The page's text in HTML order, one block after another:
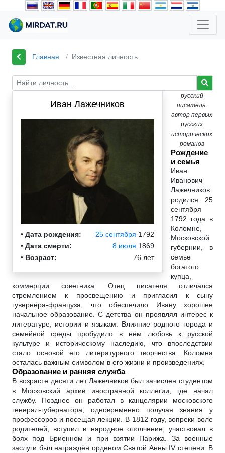
Главная Известная личность
Иван Лажечников
• Дата рождения: 25 сентября 1792
• Дата смерти: 8 июля 1869
• Возраст: 76 лет
русский
писатель,
автор первых
русских
исторических
романов
Рождение
и семья
Иван
Иванович
Лажечников
родился 25
сентября
1792 года в
Коломне,
Московской
губернии, в
семье
богатого
купца,
коммерции советника. Отец писателя отличался
стремлением к просвещению и пригласил к сыну
гувернёра-француза, что обеспечило Ивану хорошее
начальное образование. С детства он проявлял интерес к
литературе, истории и языкам. Влияние родного города и
семейной среды пробудило в нём любовь к русской
культуре и историческому наследию, что впоследствии
стало основой его литературного творчества. Коломна
осталась важным символом в его жизни и произведениях.
Образование и ранняя служба
В возрасте десяти лет Лажечников был зачислен студентом
в Московский архив иностранной коллегии, где начал
службу. Позднее он работал в канцелярии московского
генерал-губернатора, одновременно получая знания у
профессоров и посещая лекции. В 1812 году, вопреки воле
родителей, вступил в народное ополчение, участвовал в
боях под Бриенном и при взятии Парижа. За военные
заслуги был награждён орденом Святой Анны IV степени. В